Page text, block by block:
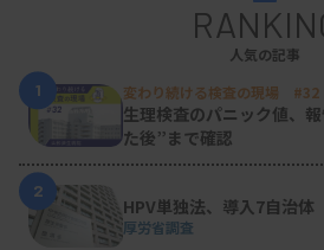
人気の記事
1
変わり続ける検査の現場 #32
生理検査のパニック値、
た後”まで確認
2
HPV単独法、導入7自治体
厚労省調査